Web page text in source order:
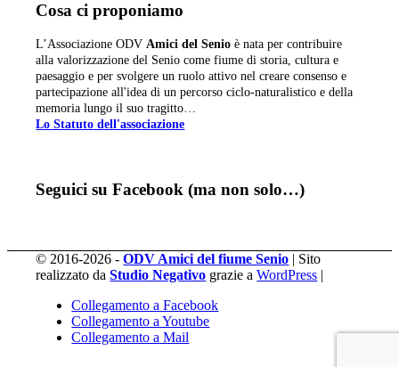
Cosa ci proponiamo
L’Associazione ODVAmici del Senio è nata per contribuire
alla valorizzazione del Senio come fiume di storia, cultura e
paesaggio e per svolgere un ruolo attivo nel creare consenso e
partecipazione all'idea di un percorso ciclo-naturalistico e della
memoria lungo il suo tragitto…
Lo Statuto dell'associazione
Seguici su Facebook (ma non solo…)
© 2016-2026 -ODV Amici del fiume Senio | Sito
realizzato daStudio Negativo grazie aWordPress |
Collegamento a Facebook
Collegamento a Youtube
Collegamento a Mail